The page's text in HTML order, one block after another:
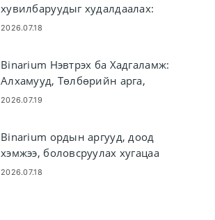
хувилбаруудыг худалдаалах:
Арилжаа байршуулах, график
2026.07.18
Binarium Нэвтрэх ба Хадгаламж:
Алхамууд, Төлбөрийн арга,
Хязгаарлалт
2026.07.19
Binarium ордын аргууд, доод
хэмжээ, боловсруулах хугацаа
2026.07.18